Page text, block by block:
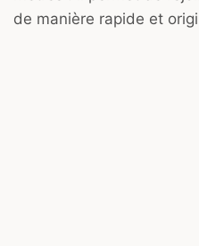
de manière rapide et